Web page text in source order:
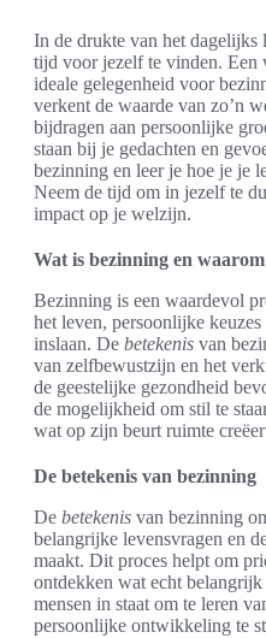
In de drukte van het
tijd voor jezelf te vinden. Een
ideale gelegenheid voor
verkent de waarde van zo’n
bijdragen aan persoonlijke
staan bij je gedachten en
bezinning en leer je hoe je je
Neem de tijd om in jezelf te
impact op je welzijn.
Wat is bezinning en
Bezinning is een waardevol
het leven, persoonlijke
inslaan. De betekenis van
van zelfbewustzijn en het
de geestelijke gezondheid
de mogelijkheid om stil te
wat op zijn beurt ruimte
De betekenis van bezinning
De betekenis van bezinning
belangrijke levensvragen en
maakt. Dit proces helpt om
ontdekken wat echt
mensen in staat om te leren
persoonlijke ontwikkeling te